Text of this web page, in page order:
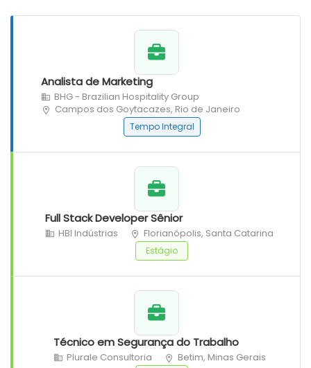
Analista de Marketing
BHG - Brazilian Hospitality Group
Campos dos Goytacazes, Rio de Janeiro
Tempo Integral
Full Stack Developer Sênior
HBI Indústrias Florianópolis, Santa Catarina
Estágio
Técnico em Segurança do Trabalho
Plurale Consultoria Betim, Minas Gerais